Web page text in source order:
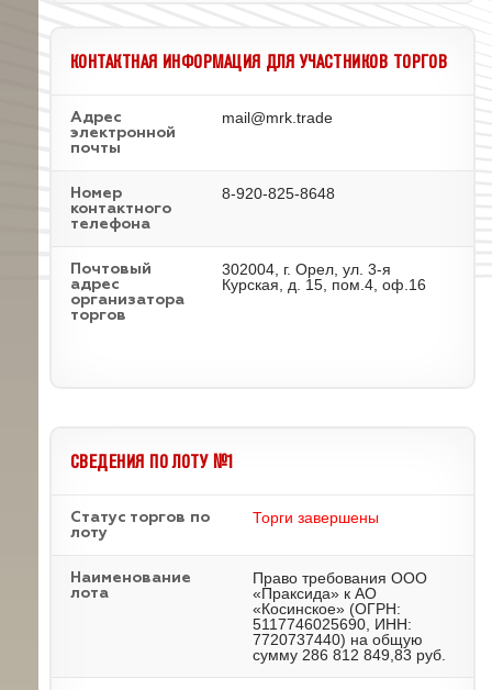
КОНТАКТНАЯ ИНФОРМАЦИЯ ДЛЯ УЧАСТНИКОВ ТОРГОВ
Адрес
электронной
почты
mail@mrk.trade
Номер
контактного
телефона
8-920-825-8648
Почтовый
адрес
организатора
торгов
302004, г. Орел, ул. 3-я
Курская, д. 15, пом.4, оф.16
СВЕДЕНИЯ ПО ЛОТУ №1
Статус торгов по
лоту
Торги завершены
Наименование
лота
Право требования ООО
«Праксида» к АО
«Косинское» (ОГРН:
5117746025690, ИНН:
7720737440) на общую
сумму 286 812 849,83 руб.